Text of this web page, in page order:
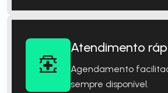
Atendimento
Agendamento
sempre disponível.